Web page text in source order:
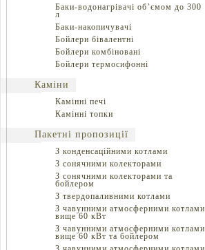
Баки-водонагрівачі об’ємом до 300
л
Баки-накопичувачі
Бойлери бівалентні
Бойлери комбіновані
Бойлери термосифонні
Каміни
Камінні печі
Камінні топки
Пакетні пропозиції
З конденсаційними котлами
З сонячними колекторами
З сонячними колекторами та
бойлером
З твердопаливними котлами
З чавунними атмосферними котлами
вище 60 кВт
З чавунними атмосферними котлами
вище 60 кВт та бойлером